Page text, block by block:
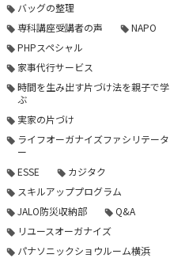
バッグの整理
専科講座受講者の声
NAPO
PHPスペシャル
家事代行サービス
時間を生み出す片づけ法を親子で学
ぶ
実家の片づけ
ライフオーガナイズファシリテータ
ー
ESSE
カジタク
スキルアッププログラム
JALO防災収納部
Q&A
リユースオーガナイズ
パナソニックショウルーム横浜